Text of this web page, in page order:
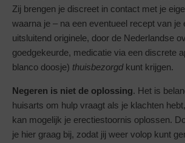
Zij brengen je discreet in contact met je
waarna je – na een eventueel recept van je
uitsluitend originele, door de Nederlandse
goedgekeurde, medicatie via een discrete
blanco doosje) thuisbezorgdkunt krijgen.
Negeren is niet de oplossing. Het is
huisarts om hulp vraagt als je klachten
kan mogelijk je erectiestoornis oplossen.
je hier graag bij, zodat jij weer volop kunt